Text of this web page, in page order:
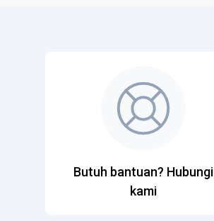
Butuh bantuan? Hubungi
kami